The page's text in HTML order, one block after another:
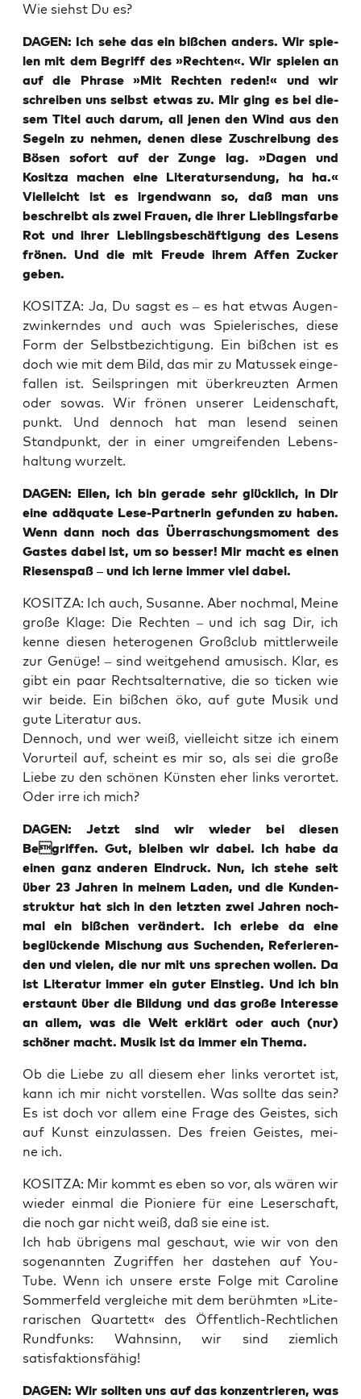
Wie siehst Du es?
DAGEN: Ich sehe das ein biß­chen anders. Wir spie­
len mit dem Begriff des »Rech­ten«. Wir spie­len an
auf die Phra­se »Mit Rech­ten reden!« und wir
schrei­ben uns selbst etwas zu. Mir ging es bei die­
sem Titel auch dar­um, all jenen den Wind aus den
Segeln zu neh­men, denen die­se Zuschrei­bung des
Bösen sofort auf der Zun­ge lag. »Dagen und
Kositza machen eine Lite­ra­tur­sen­dung, ha ha.«
Viel­leicht ist es irgend­wann so, daß man uns
beschreibt als zwei Frau­en, die ihrer Lieb­lings­far­be
Rot und ihrer Lieb­lings­be­schäf­ti­gung des Lesens
frö­nen. Und die mit Freu­de ihrem Affen Zucker
geben.
KOSITZA: Ja, Du sagst es – es hat etwas Augen­
zwin­kern­des und auch was Spie­le­ri­sches, die­se
Form der Selbst­be­zich­ti­gung. Ein biß­chen ist es
doch wie mit dem Bild, das mir zu Matus­sek ein­ge­
fal­len ist. Seil­sprin­gen mit über­kreuz­ten Armen
oder sowas. Wir frö­nen unse­rer Lei­den­schaft,
punkt. Und den­noch hat man lesend sei­nen
Stand­punkt, der in einer umgrei­fen­den Lebens­
hal­tung wurzelt.
DAGEN: Ellen, ich bin gera­de sehr glück­lich, in Dir
eine adäqua­te Lese-Part­ne­rin gefun­den zu haben.
Wenn dann noch das Über­ra­schungs­mo­ment des
Gas­tes dabei ist, um so bes­ser! Mir macht es einen
Rie­sen­spaß – und ich ler­ne immer viel dabei.
KOSITZA: Ich auch, Susan­ne. Aber noch­mal, Mei­ne
gro­ße Kla­ge: Die Rech­ten – und ich sag Dir, ich
ken­ne die­sen hete­ro­ge­nen Groß­club mitt­ler­wei­le
zur Genü­ge! – sind weit­ge­hend amu­sisch. Klar, es
gibt ein paar Rechts­al­ter­na­ti­ve, die so ticken wie
wir bei­de. Ein biß­chen öko, auf gute Musik und
gute Lite­ra­tur aus.
Den­noch, und wer weiß, viel­leicht sit­ze ich einem
Vor­ur­teil auf, scheint es mir so, als sei die gro­ße
Lie­be zu den schö­nen Küns­ten eher links ver­or­tet.
Oder irre ich mich?
DAGEN: Jetzt sind wir wie­der bei die­sen
Begriffen. Gut, blei­ben wir dabei. Ich habe da
einen ganz ande­ren Ein­druck. Nun, ich ste­he seit
über 23 Jah­ren in mei­nem Laden, und die Kun­den­
struk­tur hat sich in den letz­ten zwei Jah­ren noch­
mal ein biß­chen ver­än­dert. Ich erle­be da eine
beglü­cken­de Mischung aus Suchen­den, Refe­rie­ren­
den und vie­len, die nur mit uns spre­chen wol­len. Da
ist Lite­ra­tur immer ein guter Ein­stieg. Und ich bin
erstaunt über die Bil­dung und das gro­ße Inter­es­se
an allem, was die Welt erklärt oder auch (nur)
schö­ner macht. Musik ist da immer ein Thema.
Ob die Lie­be zu all die­sem eher links ver­or­tet ist,
kann ich mir nicht vor­stel­len. Was soll­te das sein?
Es ist doch vor allem eine Fra­ge des Geis­tes, sich
auf Kunst ein­zu­las­sen. Des frei­en Geis­tes, mei­
ne ich.
KOSITZA: Mir kommt es eben so vor, als wären wir
wie­der ein­mal die Pio­nie­re für eine Leser­schaft,
die noch gar nicht weiß, daß sie eine ist.
Ich hab übri­gens mal geschaut, wie wir von den
soge­nann­ten Zugrif­fen her daste­hen auf You­
Tube. Wenn ich unse­re ers­te Fol­ge mit Caro­li­ne
Som­mer­feld ver­glei­che mit dem berühm­ten »Lite­
ra­ri­schen Quar­tett« des Öffent­lich-Recht­li­chen
Rund­funks: Wahn­sinn, wir sind ziem­lich
satisfaktionsfähig!
DAGEN: Wir soll­ten uns auf das kon­zen­trie­ren, was